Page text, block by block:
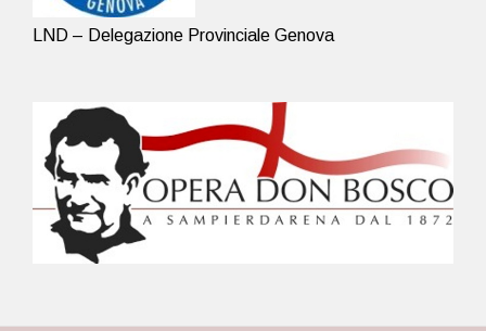
LND – Delegazione Provinciale Genova